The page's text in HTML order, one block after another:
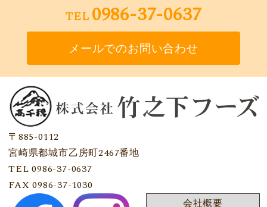
TEL 0986-37-0637
メールでのお問い合わせ
〒885-0112
宮崎県都城市乙房町2467番地
TEL 0986-37-0637
FAX 0986-37-1030
会社概要